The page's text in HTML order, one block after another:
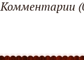
Комментарии (